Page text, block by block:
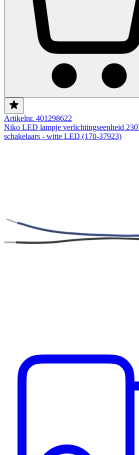
Artikelnr. 401298622
Niko LED lampje verlichtingseenheid
schakelaars - witte LED (170-37923)